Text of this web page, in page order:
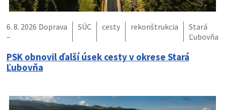
6. 8. 2026
–
Doprava SÚC cesty rekonštrukcia
Stará
Ľubovňa
PSK obnovil ďalší úsek cesty v okrese Stará
Ľubovňa